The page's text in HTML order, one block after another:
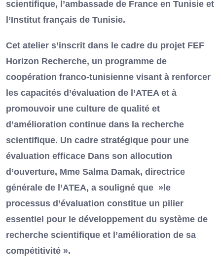
scientifique, l’ambassade de France en Tunisie et
l’Institut français de Tunisie.
Cet atelier s’inscrit dans le cadre du projet FEF
Horizon Recherche, un programme de
coopération franco-tunisienne visant à renforcer
les capacités d’évaluation de l’ATEA et à
promouvoir une culture de qualité et
d’amélioration continue dans la recherche
scientifique. Un cadre stratégique pour une
évaluation efficace Dans son allocution
d’ouverture, Mme Salma Damak, directrice
générale de l’ATEA, a souligné que »le
processus d’évaluation constitue un pilier
essentiel pour le développement du système de
recherche scientifique et l’amélioration de sa
compétitivité ».